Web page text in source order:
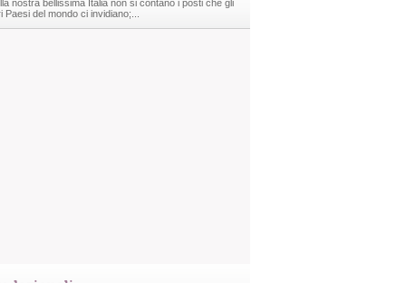
nostra bellissima Italia non si contano i posti che gli
Paesi del mondo ci invidiano;...